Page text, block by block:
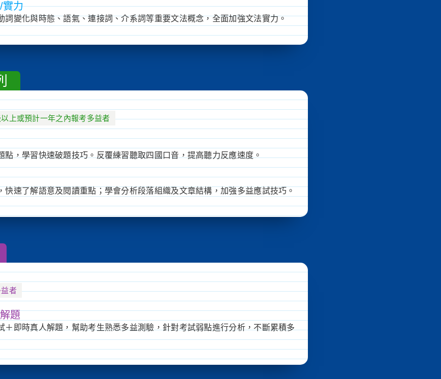
實力
詞變化與時態、語氣、連接詞、介系詞等重要文法概念，全面加強文法實力。
上或預計一年之內報考多益者
點，學習快速破題技巧。反覆練習聽取四國口音，提高聽力反應速度。
快速了解語意及閱讀重點；學會分析段落組織及文章結構，加強多益應試技巧。
者
題
＋即時真人解題，幫助考生熟悉多益測驗，針對考試弱點進行分析，不斷累積多